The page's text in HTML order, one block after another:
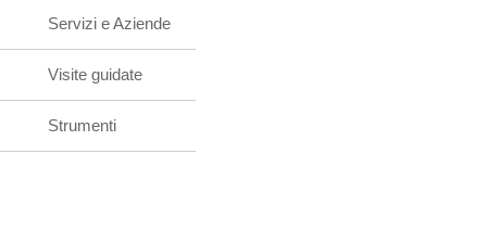
Servizi e Aziende
Visite guidate
Strumenti